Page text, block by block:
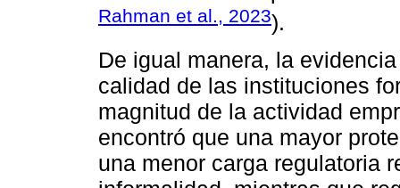
Rahman et al., 2023).
De igual manera, la
calidad de las instituciones
magnitud de la actividad
encontró que una mayor
una menor carga regulatoria